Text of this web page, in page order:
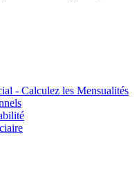
- Calculez les Mensualités